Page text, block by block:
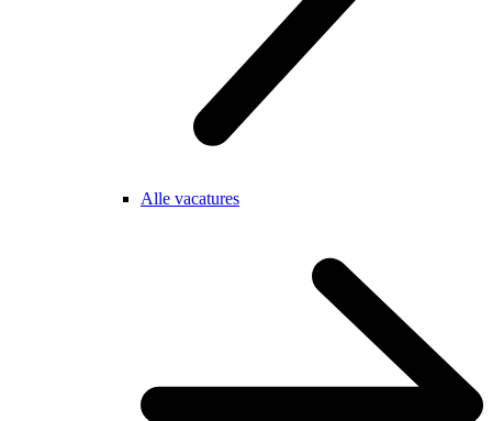
Alle vacatures